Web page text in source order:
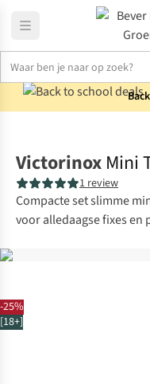
-25%
[18+]
Victorinox Mini
1 review
Compacte set slimme
voor alledaagse fixes en